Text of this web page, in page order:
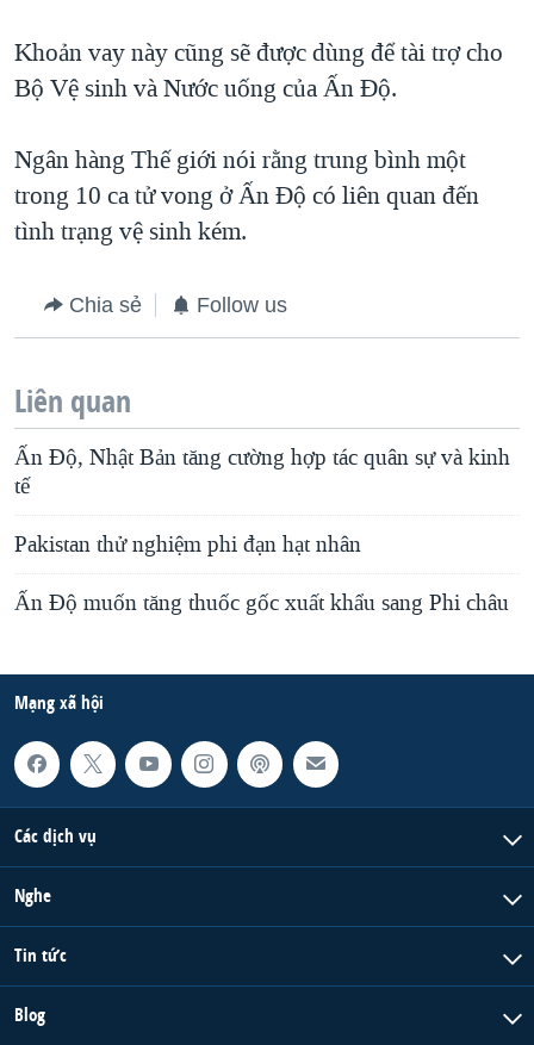
Khoản vay này cũng sẽ được dùng để tài trợ cho
Bộ Vệ sinh và Nước uống của Ấn Ðộ.
Ngân hàng Thế giới nói rằng trung bình một
trong 10 ca tử vong ở Ấn Ðộ có liên quan đến
tình trạng vệ sinh kém.
Chia sẻ Follow us
Liên quan
Ấn Độ, Nhật Bản tăng cường hợp tác quân sự và kinh
tế
Pakistan thử nghiệm phi đạn hạt nhân
Ấn Độ muốn tăng thuốc gốc xuất khẩu sang Phi châu
Mạng xã hội
Các dịch vụ
Nghe
Tin tức
Blog